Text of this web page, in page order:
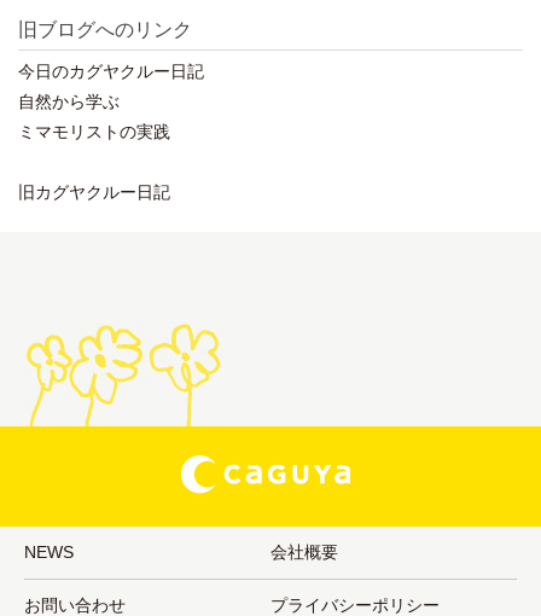
旧ブログへのリンク
今日のカグヤクルー日記
自然から学ぶ
ミマモリストの実践
旧カグヤクルー日記
NEWS 会社概要
お問い合わせ プライバシーポリシー